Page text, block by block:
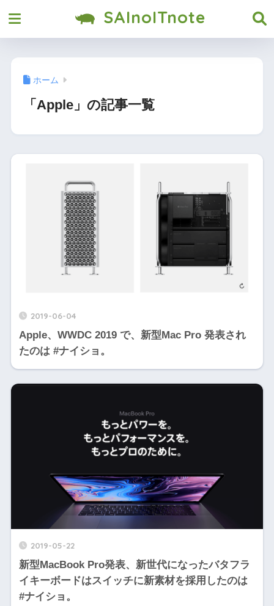
SAInoITnote
ホーム
「Apple」の記事一覧
2019-06-04
Apple、WWDC 2019 で、新型Mac Pro 発表され
たのは #ナイショ。
2019-05-22
新型MacBook Pro発表、新世代になったバタフラ
イキーボードはスイッチに新素材を採用したのは
#ナイショ。